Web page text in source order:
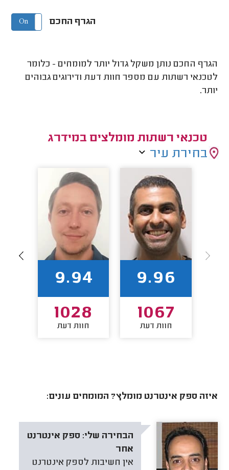
הגרף החכם On Off
הגרף החכם נותן משקל גדול יותר למומחים - כלומר
לטכנאי רשתות עם מספר חוות דעת ודירוגים גבוהים
יותר.
טכנאי רשתות מומלצים במידרג
בחירת עיר
9.96
1067
חוות דעת
9.94
1028
חוות דעת
איזה ספק אינטרנט מומלץ? המומחים עונים:
הבחירה שלי: ספק אינטרנט
אחר
אין חשיבות לספק אינטרנט